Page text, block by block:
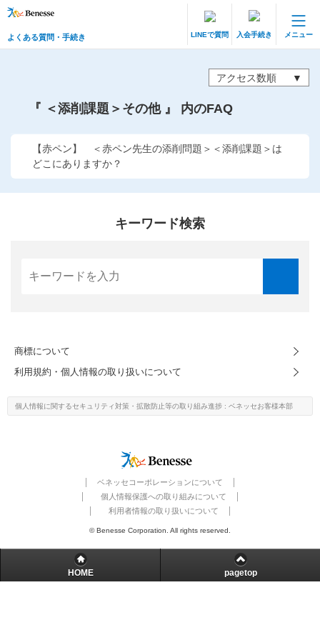
よくある質問・手続き LINEで質問 入会手続き メニュー
登録情報の変更・各種お手続き
会員ページへログイン
お客様サポート(手続き・照会)
よくある質問・お問い合わせ
カテゴリーから探す
進研ゼミ 中学講座
進研ゼミ中学講座中高一貫のご紹介はこちら
会員サイトはこちら
アクセス数順
『 ＜添削課題＞その他 』 内のFAQ
【赤ペン】 ＜赤ペン先生の添削問題＞＜添削課題＞は
どこにありますか？
キーワード検索
商標について
利用規約・個人情報の取り扱いについて
個人情報に関するセキュリティ対策・ 拡散防止等の取り組み進捗 : ベネッセお客様本部
ベネッセコーポレーションについて
個人情報保護への取り組みについて
利用者情報の取り扱いについて
© Benesse Corporation. All rights reserved.
HOME pagetop